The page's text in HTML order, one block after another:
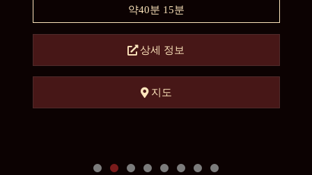
약40분 15분
상세 정보
지도